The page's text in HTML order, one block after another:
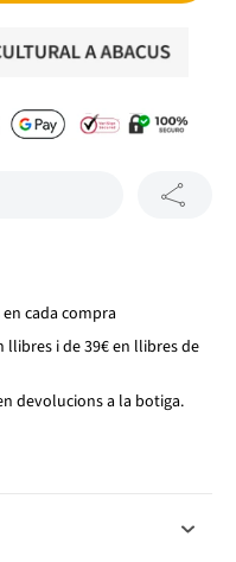
cada compra
i de 39€ en llibres de
devolucions a la botiga.